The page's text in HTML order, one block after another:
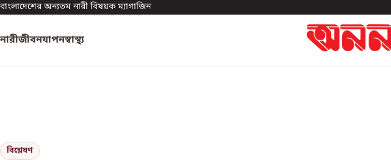
বাংলাদেশের অন্যতম নারী বিষয়ক ম্যাগাজিন
নারীজীবনযাপনস্বাস্থ্য
বিশ্লেষণ